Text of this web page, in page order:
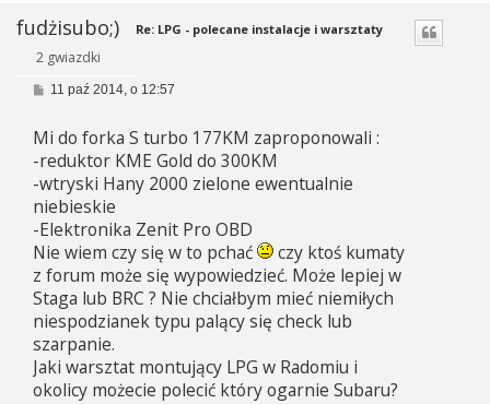
fudżisubo;)
2 gwiazdki
Re: LPG - polecane instalacje i warsztaty
P
t
11 paź 2014, o 12:57
Mi do forka S turbo 177KM zaproponowali :
-reduktor KME Gold do 300KM
-wtryski Hany 2000 zielone ewentualnie
niebieskie
-Elektronika Zenit Pro OBD
Nie wiem czy się w to pchać
czy ktoś kumaty
z forum może się wypowiedzieć. Może lepiej w
Staga lub BRC ? Nie chciałbym mieć niemiłych
niespodzianek typu palący się check lub
szarpanie.
Jaki warsztat montujący LPG w Radomiu i
okolicy możecie polecić który ogarnie Subaru?